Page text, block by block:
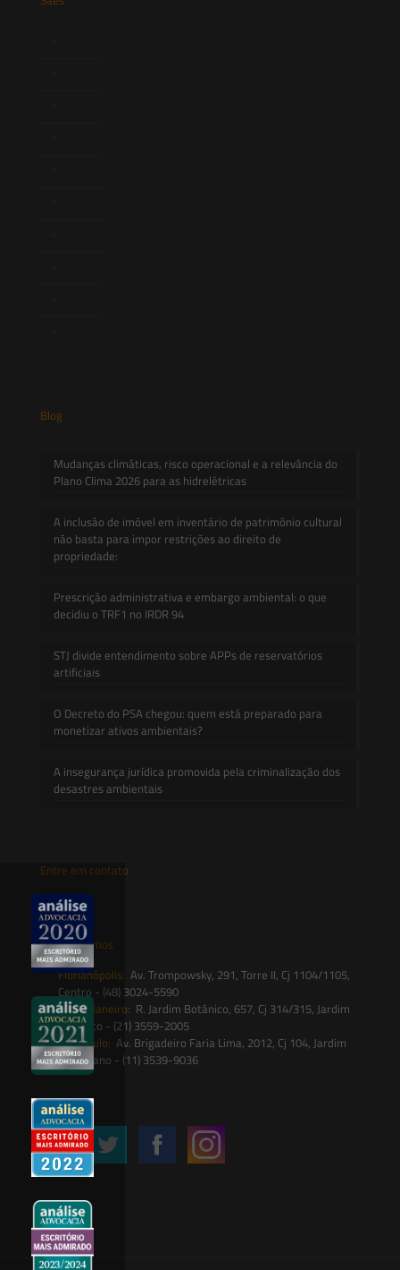
Blog
Mudanças climáticas, risco operacional e a relevância do
Plano Clima 2026 para as hidrelétricas
A inclusão de imóvel em inventário de patrimônio cultural
não basta para impor restrições ao direito de
propriedade:
Prescrição administrativa e embargo ambiental: o que
decidiu o TRF1 no IRDR 94
STJ divide entendimento sobre APPs de reservatórios
artificiais
O Decreto do PSA chegou: quem está preparado para
monetizar ativos ambientais?
A insegurança jurídica promovida pela criminalização dos
desastres ambientais
Entre em contato
contato@saesadvogados.com.br
Onde estamos
Florianópolis: Av. Trompowsky, 291, Torre II, Cj 1104/1105,
Centro - (48) 3024-5590
Rio de Janeiro: R. Jardim Botânico, 657, Cj 314/315, Jardim
Botânico - (21) 3559-2005
São Paulo: Av. Brigadeiro Faria Lima, 2012, Cj 104, Jardim
Paulistano - (11) 3539-9036
Siga-nos